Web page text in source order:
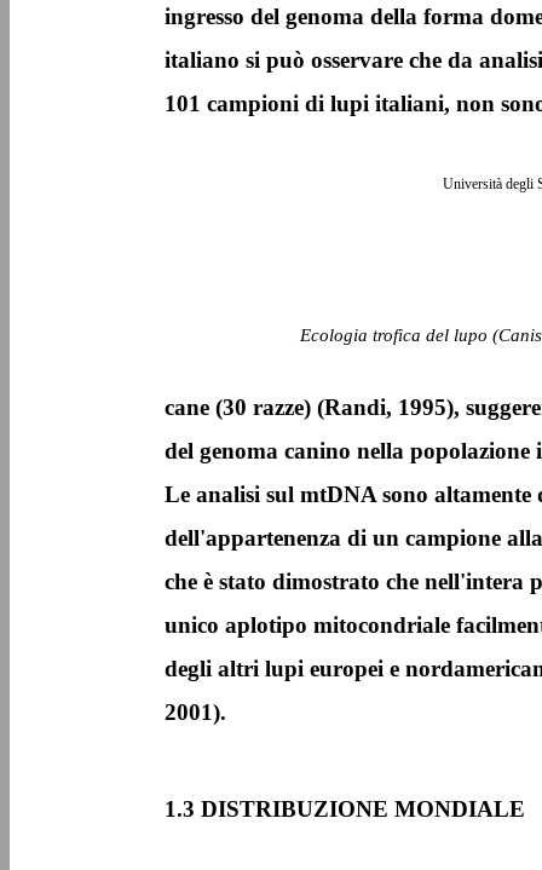
Università degli
ingresso del genoma della forma
italiano si può osservare che da
101 campioni di lupi italiani, non
Ecologia trofica del lupo
cane (30 razze) (Randi, 1995),
del genoma canino nella
Le analisi sul mtDNA sono
dell'appartenenza di un campione
che è stato dimostrato che nell'intera
unico aplotipo mitocondriale
degli altri lupi europei e
2001).
1.3 DISTRIBUZIONE MONDIALE